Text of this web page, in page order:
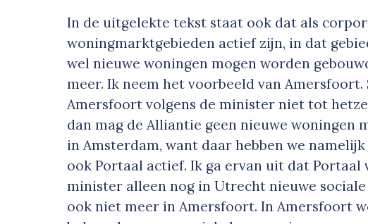
In de uitgelekte tekst staat ook dat als
woningmarktgebieden actief zijn, in dat
wel nieuwe woningen mogen worden
meer. Ik neem het voorbeeld van
Amersfoort volgens de minister niet tot
dan mag de Alliantie geen nieuwe woningen
in Amsterdam, want daar hebben we
ook Portaal actief. Ik ga ervan uit dat Portaal
minister alleen nog in Utrecht nieuwe
ook niet meer in Amersfoort. In Amersfoort